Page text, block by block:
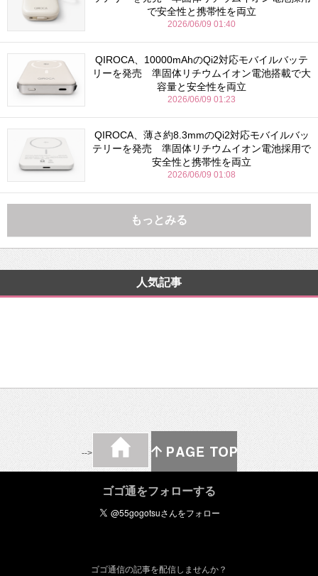
で安全性と携帯性を両立
2026/06/09 01:40
QIROCA、10000mAhのQi2対応モバイルバッテ
リーを発売 準固体リチウムイオン電池搭載で大
容量と安全性を両立
2026/06/09 01:23
QIROCA、薄さ約8.3mmのQi2対応モバイルバッ
テリーを発売 準固体リチウムイオン電池採用で
安全性と携帯性を両立
2026/06/09 01:08
もっとみる
人気記事
-->
ゴゴ通をフォローする
ゴゴ通信の記事を配信しませんか？